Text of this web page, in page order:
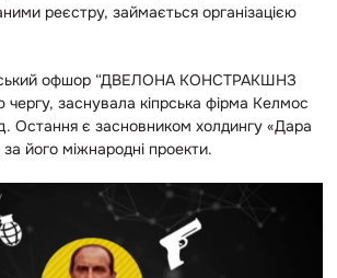
реєстру, займається організацією
офшор “ДВЕЛОНА КОНСТРАКШНЗ
заснувала кіпрська фірма Келмос
Остання є засновником холдингу «Дара
за його міжнародні проекти.